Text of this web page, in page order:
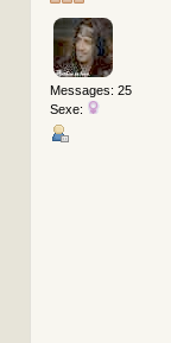
Messages: 25
Sexe: